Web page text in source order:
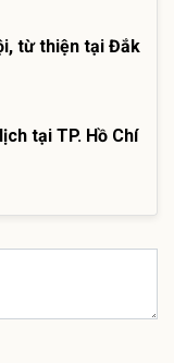
từ thiện tại Đắk
tại TP. Hồ Chí